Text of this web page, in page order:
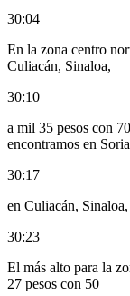
30:04
En la zona centro
Culiacán, Sinaloa,
30:10
a mil 35 pesos con
encontramos en
30:17
en Culiacán,
30:23
El más alto para la
27 pesos con 50